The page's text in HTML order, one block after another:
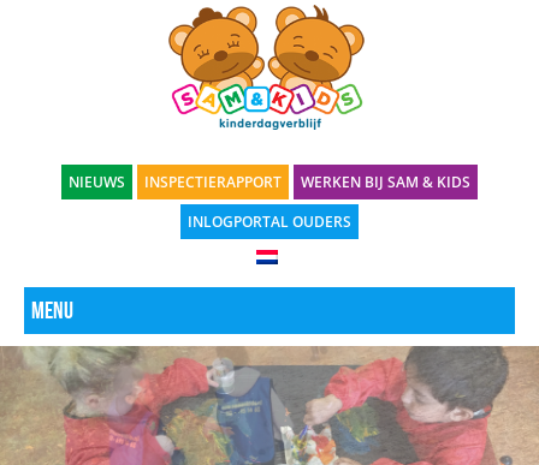
NIEUWS INSPECTIERAPPORT
WERKEN BIJ SAM & KIDS
INLOGPORTAL OUDERS
Menu